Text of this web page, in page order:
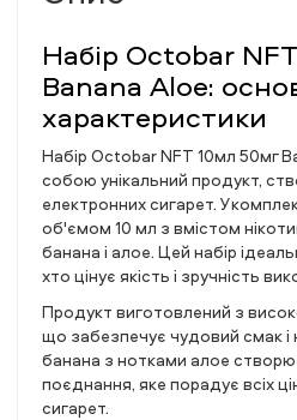
Набір Octobar
Banana Aloe:
характеристики
Набір Octobar NFT 10мл 50мг
собою унікальний продукт,
електронних сигарет. У
об'ємом 10 мл з вмістом
банана і алое. Цей набір
хто цінує якість і зручність
Продукт виготовлений з
що забезпечує чудовий смак і
банана з нотками алое
поєднання, яке порадує всіх
сигарет.